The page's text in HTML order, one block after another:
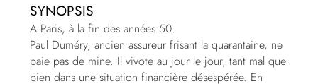
SYNOPSIS
A Paris, à la fin des années 50.
Paul Duméry, ancien assureur frisant la quarantaine, ne
paie pas de mine. Il vivote au jour le jour, tant mal que
bien dans une situation financière désespérée. En